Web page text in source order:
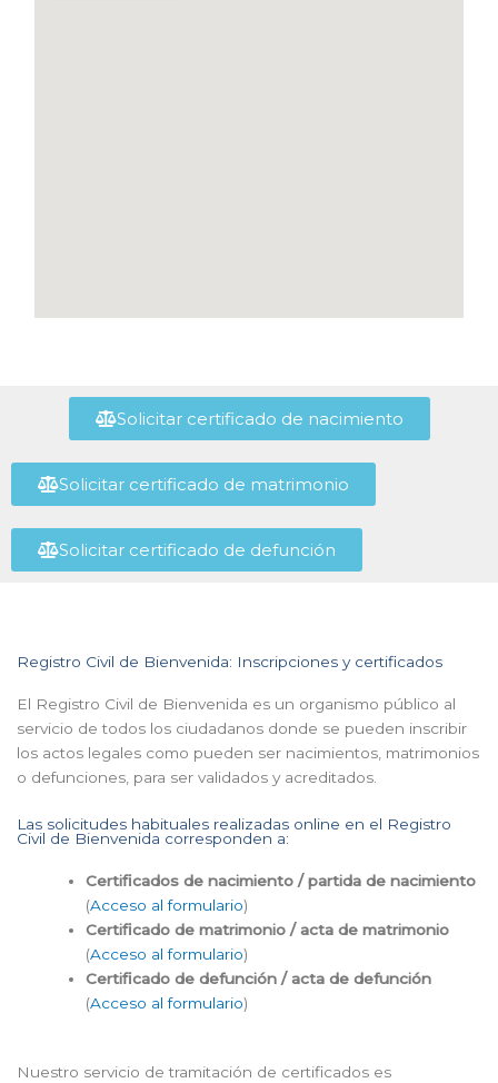
Solicitar certificado de nacimiento
Solicitar certificado de matrimonio
Solicitar certificado de defunción
Registro Civil de Bienvenida: Inscripciones y certificados
El Registro Civil de Bienvenida es un organismo público al
servicio de todos los ciudadanos donde se pueden inscribir
los actos legales como pueden ser nacimientos, matrimonios
o defunciones, para ser validados y acreditados.
Las solicitudes habituales realizadas online en el Registro
Civil de Bienvenida corresponden a:
Certificados de nacimiento / partida de nacimiento
(Acceso al formulario)
Certificado de matrimonio / acta de matrimonio
(Acceso al formulario)
Certificado de defunción / acta de defunción
(Acceso al formulario)
Nuestro servicio de tramitación de certificados es